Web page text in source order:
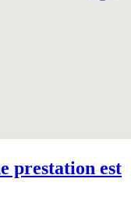
prestation est